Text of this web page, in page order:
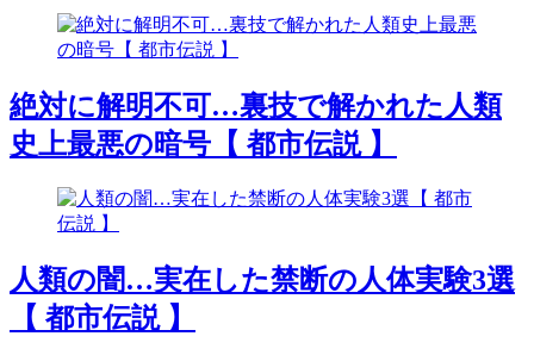
絶対に解明不可…裏技で解かれた人類
史上最悪の暗号【 都市伝説 】
人類の闇…実在した禁断の人体実験3選
【 都市伝説 】